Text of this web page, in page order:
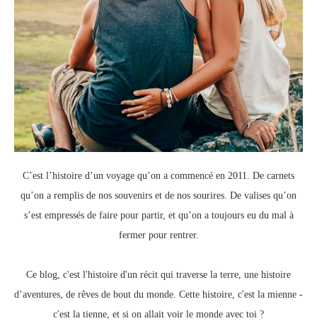
C’est l’histoire d’un voyage qu’on a commencé en 2011. De carnets
qu’on a remplis de nos souvenirs et de nos sourires. De valises qu’on
s’est empressés de faire pour partir, et qu’on a toujours eu du mal à
fermer pour rentrer.
Ce blog, c'est l'histoire d'un récit qui traverse la terre, une histoire
d’aventures, de rêves de bout du monde. Cette histoire, c'est la mienne -
c'est la tienne, et si on allait voir le monde avec toi ?